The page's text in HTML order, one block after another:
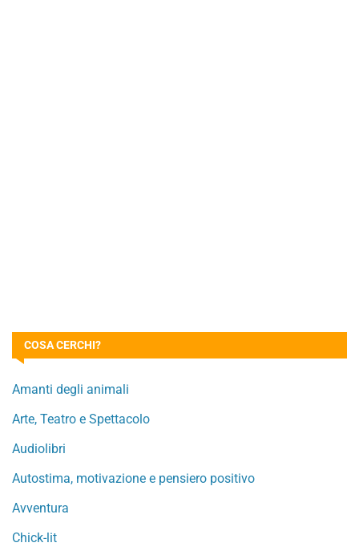
COSA CERCHI?
Amanti degli animali
Arte, Teatro e Spettacolo
Audiolibri
Autostima, motivazione e pensiero positivo
Avventura
Chick-lit